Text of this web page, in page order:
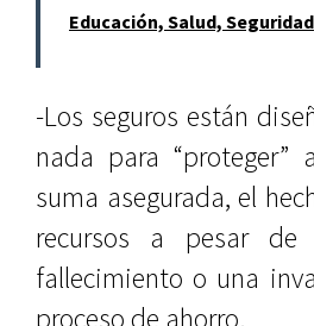
Educación, Salud, Seguridad
-Los seguros están
nada para “proteger”
suma asegurada, el
recursos a pesar
fallecimiento o una
proceso de ahorro.